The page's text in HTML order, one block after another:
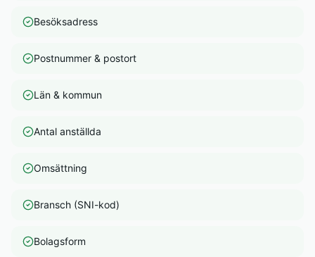
Besöksadress
Postnummer & postort
Län & kommun
Antal anställda
Omsättning
Bransch (SNI-kod)
Bolagsform